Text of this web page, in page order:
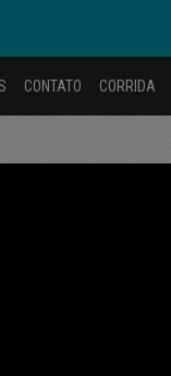
CONTATO CORRIDA